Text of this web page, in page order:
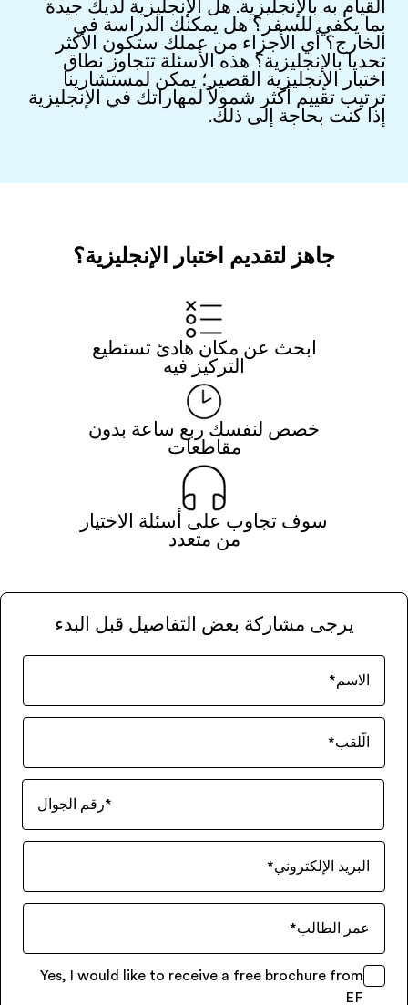
القيام به بالإنجليزية. هل الإنجليزية لديك جيدة
بما يكفي للسفر؟ هل يمكنك الدراسة في
الخارج؟ أي الأجزاء من عملك ستكون الأكثر
تحديا بالإنجليزية؟ هذه الأسئلة تتجاوز نطاق
اختبار الإنجليزية القصير؛ يمكن لمستشارينا
ترتيب تقييم أكثر شمولاً لمهاراتك في الإنجليزية
إذا كنت بحاجة إلى ذلك.
جاهز لتقديم اختبار الإنجليزية؟
ابحث عن مكان هادئ تستطيع
التركيز فيه
خصص لنفسك ربع ساعة بدون
مقاطعات
سوف تجاوب على أسئلة الاختيار
من متعدد
يرجى مشاركة بعض التفاصيل قبل البدء
الاسم*
الّلقب*
رقم الجوال*
البريد الإلكتروني*
عمر الطالب*
Yes, I would like to receive a free brochure from
EF